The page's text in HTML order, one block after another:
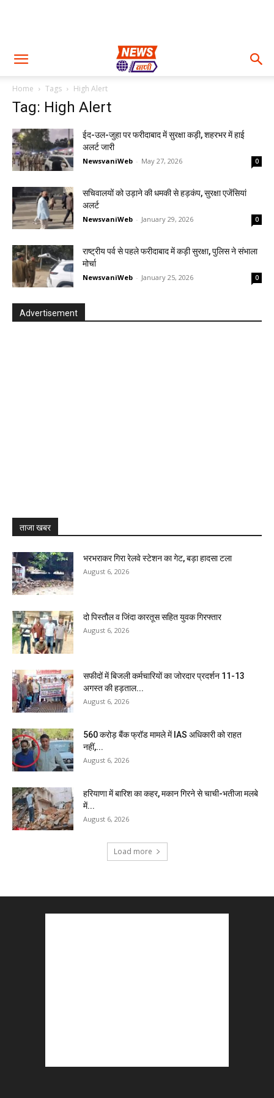
Home Tags High Alert
Tag: High Alert
ईद-उल-जुहा पर फरीदाबाद में सुरक्षा कड़ी, शहरभर में हाई
अलर्ट जारी
NewsvaniWeb - May 27, 2026 0
सचिवालयों को उड़ाने की धमकी से हड़कंप, सुरक्षा एजेंसियां
अलर्ट
NewsvaniWeb - January 29, 2026 0
राष्ट्रीय पर्व से पहले फरीदाबाद में कड़ी सुरक्षा, पुलिस ने संभाला
मोर्चा
NewsvaniWeb - January 25, 2026 0
Advertisement
ताजा खबर
भरभराकर गिरा रेलवे स्टेशन का गेट, बड़ा हादसा टला
August 6, 2026
दो पिस्तौल व जिंदा कारतूस सहित युवक गिरफ्तार
August 6, 2026
सफीदों में बिजली कर्मचारियों का जोरदार प्रदर्शन 11-13
अगस्त की हड़ताल...
August 6, 2026
₹560 करोड़ बैंक फ्रॉड मामले में IAS अधिकारी को राहत
नहीं,...
August 6, 2026
हरियाणा में बारिश का कहर, मकान गिरने से चाची-भतीजा मलबे
में...
August 6, 2026
Load more